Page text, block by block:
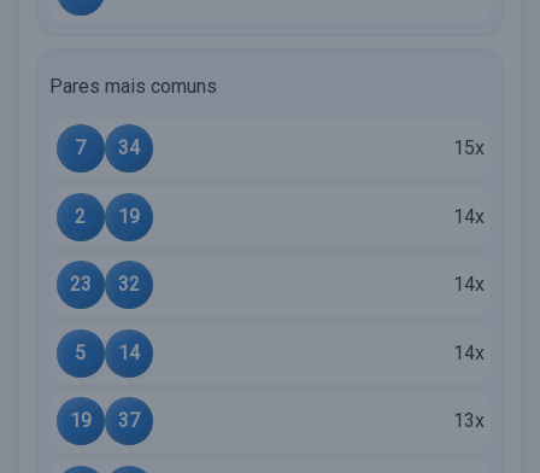
Pares mais comuns
7 34 15x
2 19 14x
23 32 14x
5 14 14x
19 37 13x